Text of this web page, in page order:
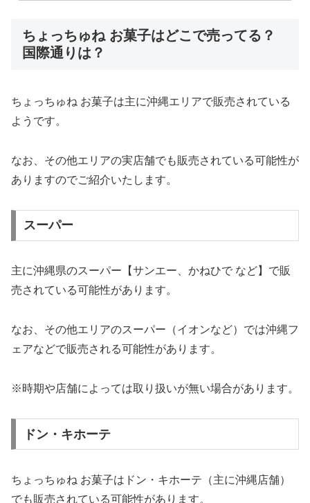
ちょっちゅね お菓子はどこで売ってる？
国際通りは？
ちょっちゅね お菓子は主に沖縄エリアで販売されている
ようです。
なお、その他エリアの実店舗でも販売されている可能性が
ありますのでご紹介いたします。
スーパー
主に沖縄県のスーパー【サンエー、かねひで など】で販
売されている可能性があります。
なお、その他エリアのスーパー（イオンなど）では沖縄フ
ェアなどで販売される可能性があります。
※時期や店舗によっては取り扱いが無い場合があります。
ドン・キホーテ
ちょっちゅね お菓子はドン・キホーテ（主に沖縄店舗）
でも販売されている可能性があります。